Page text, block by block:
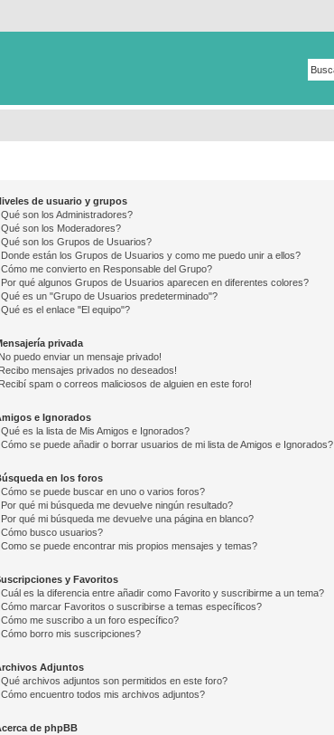
de usuario y grupos
son los Administradores?
son los Moderadores?
son los Grupos de Usuarios?
están los Grupos de Usuarios y como me puedo unir a ellos?
me convierto en Responsable del Grupo?
qué algunos Grupos de Usuarios aparecen en diferentes colores?
es un "Grupo de Usuarios predeterminado"?
es el enlace "El equipo"?
privada
puedo enviar un mensaje privado!
mensajes privados no deseados!
spam o correos maliciosos de alguien en este foro!
e Ignorados
es la lista de Mis Amigos e Ignorados?
se puede añadir o borrar usuarios de mi lista de Amigos e Ignorados?
en los foros
se puede buscar en uno o varios foros?
qué mi búsqueda me devuelve ningún resultado?
qué mi búsqueda me devuelve una página en blanco?
busco usuarios?
se puede encontrar mis propios mensajes y temas?
y Favoritos
es la diferencia entre añadir como Favorito y suscribirme a un tema?
marcar Favoritos o suscribirse a temas específicos?
me suscribo a un foro específico?
borro mis suscripciones?
Adjuntos
archivos adjuntos son permitidos en este foro?
encuentro todos mis archivos adjuntos?
de phpBB